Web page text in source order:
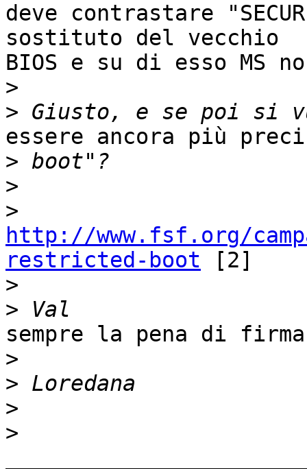
deve contrastare
sostituto del vecchio
BIOS e su di esso MS
>
>
essere ancora più
>
>
>
http://www.fsf.org/
restricted-boot [2]
>
>
sempre la pena di
>
>
>
>